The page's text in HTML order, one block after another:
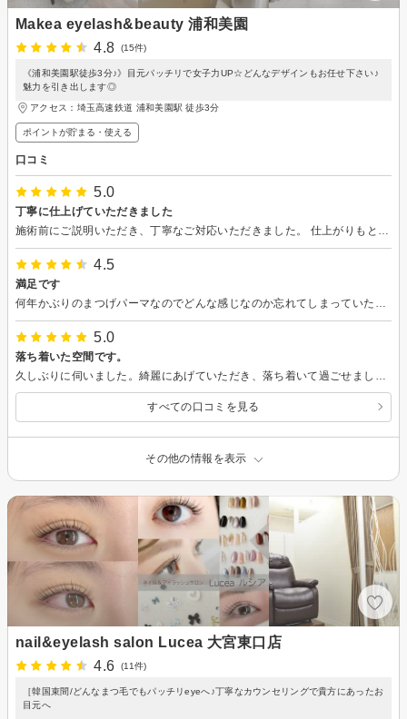
Makea eyelash&beauty 浦和美園
4.8
(15件)
《浦和美園駅徒歩3分♪》目元パッチリで女子力UP☆どんなデザインもお任せ下さい♪
魅力を引き出します◎
アクセス：埼玉高速鉄道 浦和美園駅 徒歩3分
ポイントが貯まる・使える
口コミ
5.0
丁寧に仕上げていただきました
4.5
満足です
5.0
落ち着いた空間です。
すべての口コミを見る
その他の情報を表示
nail&eyelash salon Lucea 大宮東口店
4.6
(11件)
［韓国束間/どんなまつ毛でもパッチリeyeへ♪丁寧なカウンセリングで貴方にあったお
目元へ